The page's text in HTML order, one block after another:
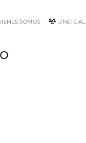
SOMOS ÚNETE